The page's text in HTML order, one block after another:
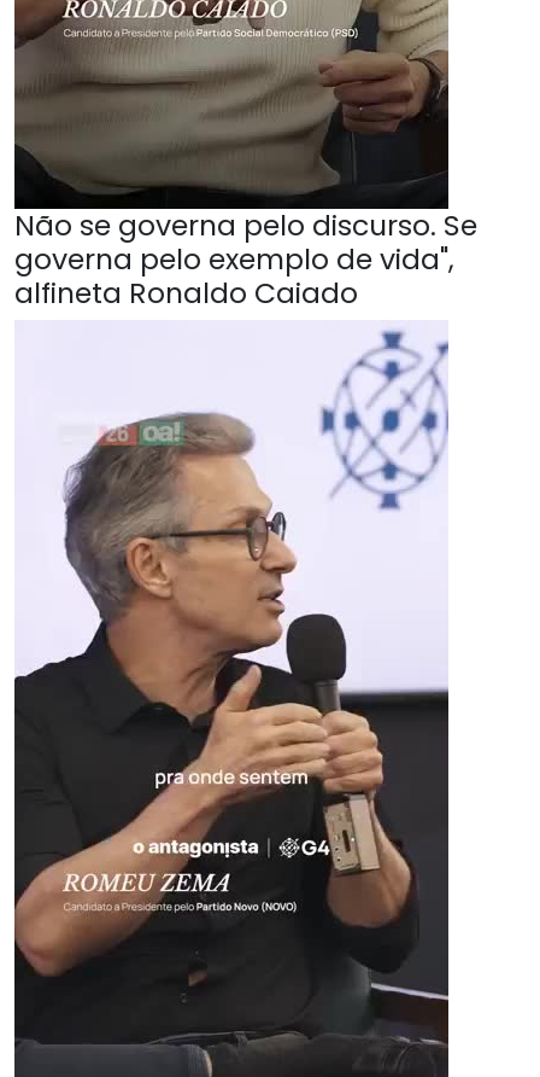
Não se governa pelo discurso. Se
governa pelo exemplo de vida",
alfineta Ronaldo Caiado